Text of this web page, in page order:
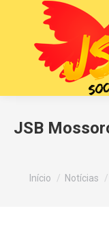
JSB
Você está aqui:
Início Notícias